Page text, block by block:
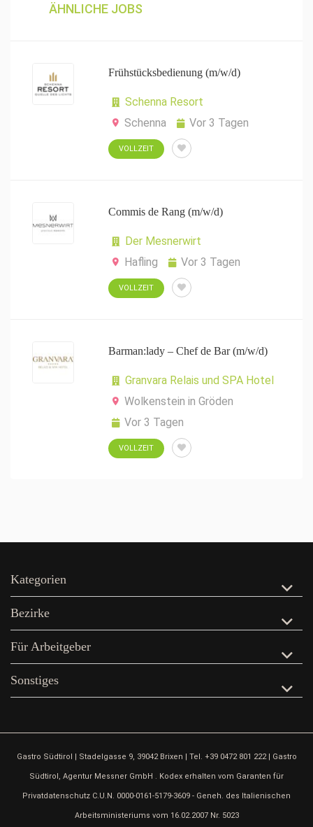
ÄHNLICHE JOBS
Frühstücksbedienung (m/w/d)
Schenna Resort
Schenna
Vor 3 Tagen
VOLLZEIT
Commis de Rang (m/w/d)
Der Mesnerwirt
Hafling
Vor 3 Tagen
VOLLZEIT
Barman:lady – Chef de Bar (m/w/d)
Granvara Relais und SPA Hotel
Wolkenstein in Gröden
Vor 3 Tagen
VOLLZEIT
Kategorien
Bezirke
Für Arbeitgeber
Sonstiges
Gastro Südtirol | Stadelgasse 9, 39042 Brixen | Tel. +39 0472 801 222 | Gastro
Südtirol, Agentur Messner GmbH . Kodex erhalten vom Garanten für
Privatdatenschutz C.U.N. 0000-0161-5179-3609 - Geneh. des Italienischen
Arbeitsministeriums vom 16.02.2007 Nr. 5023